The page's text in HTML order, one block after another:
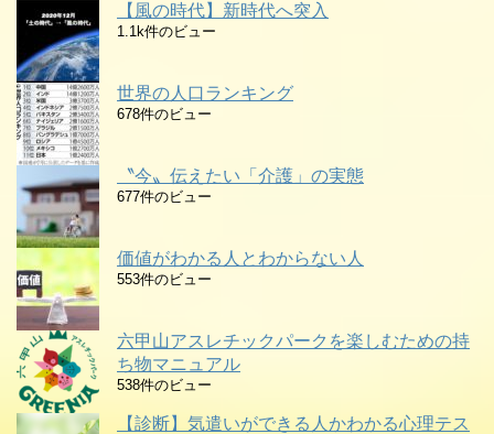
【風の時代】新時代へ突入
1.1k件のビュー
世界の人口ランキング
678件のビュー
〝今〟伝えたい「介護」の実態
677件のビュー
価値がわかる人とわからない人
553件のビュー
六甲山アスレチックパークを楽しむための持
ち物マニュアル
538件のビュー
【診断】気遣いができる人かわかる心理テス